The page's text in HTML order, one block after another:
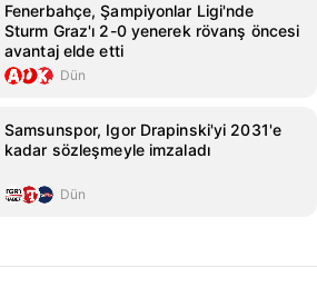
Fenerbahçe, Şampiyonlar Ligi'nde
Sturm Graz'ı 2-0 yenerek rövanş öncesi
avantaj elde etti
Dün
Samsunspor, Igor Drapinski'yi 2031'e
kadar sözleşmeyle imzaladı
Dün